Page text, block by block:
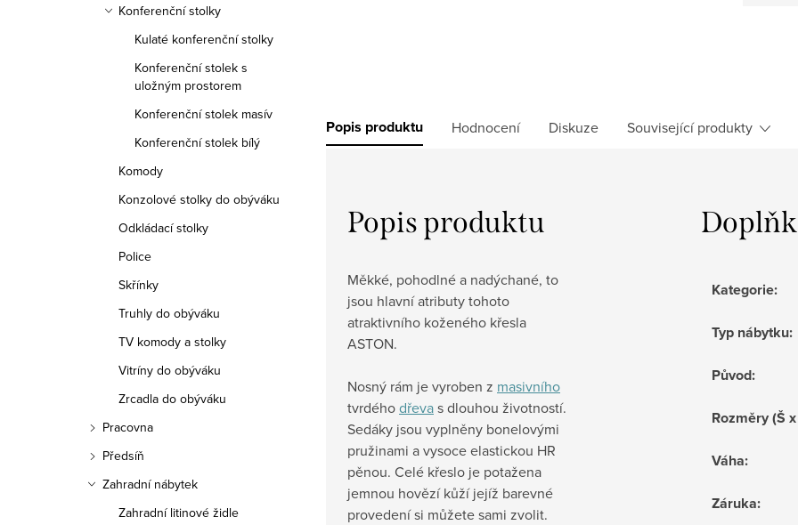
Konferenční stolky
Kulaté konferenční stolky
Konferenční stolek s
uložným prostorem
Konferenční stolek masív
Konferenční stolek bílý
Komody
Konzolové stolky do obýváku
Odkládací stolky
Police
Skřínky
Truhly do obýváku
TV komody a stolky
Vitríny do obýváku
Zrcadla do obýváku
Pracovna
Předsíň
Zahradní nábytek
Zahradní litinové židle
Popis produktu Hodnocení Diskuze Související produkty
Popis produktu
Měkké, pohodlné a nadýchané, to
jsou hlavní atributy tohoto
atraktivního koženého křesla
ASTON.
Nosný rám je vyroben z masivního
tvrdéhodřevas dlouhou životností.
Sedáky jsou vyplněny bonelovými
pružinami a vysoce elastickou HR
pěnou. Celé křeslo je potažena
jemnou hovězí kůží jejíž barevné
provedení si můžete sami zvolit.
Kategorie:
Typ nábytku:
Původ:
Rozměry (Š
Váha:
Záruka: